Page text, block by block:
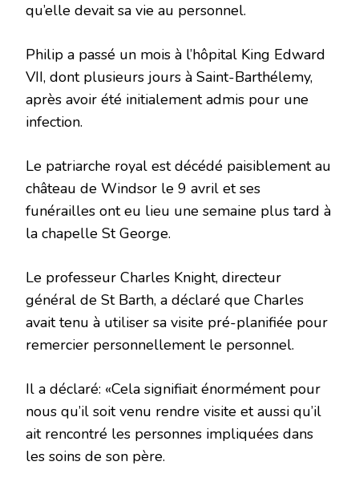
qu’elle devait sa vie au personnel.
Philip a passé un mois à l’hôpital King Edward
VII, dont plusieurs jours à Saint-Barthélemy,
après avoir été initialement admis pour une
infection.
Le patriarche royal est décédé paisiblement au
château de Windsor le 9 avril et ses
funérailles ont eu lieu une semaine plus tard à
la chapelle St George.
Le professeur Charles Knight, directeur
général de St Barth, a déclaré que Charles
avait tenu à utiliser sa visite pré-planifiée pour
remercier personnellement le personnel.
Il a déclaré: «Cela signifiait énormément pour
nous qu’il soit venu rendre visite et aussi qu’il
ait rencontré les personnes impliquées dans
les soins de son père.